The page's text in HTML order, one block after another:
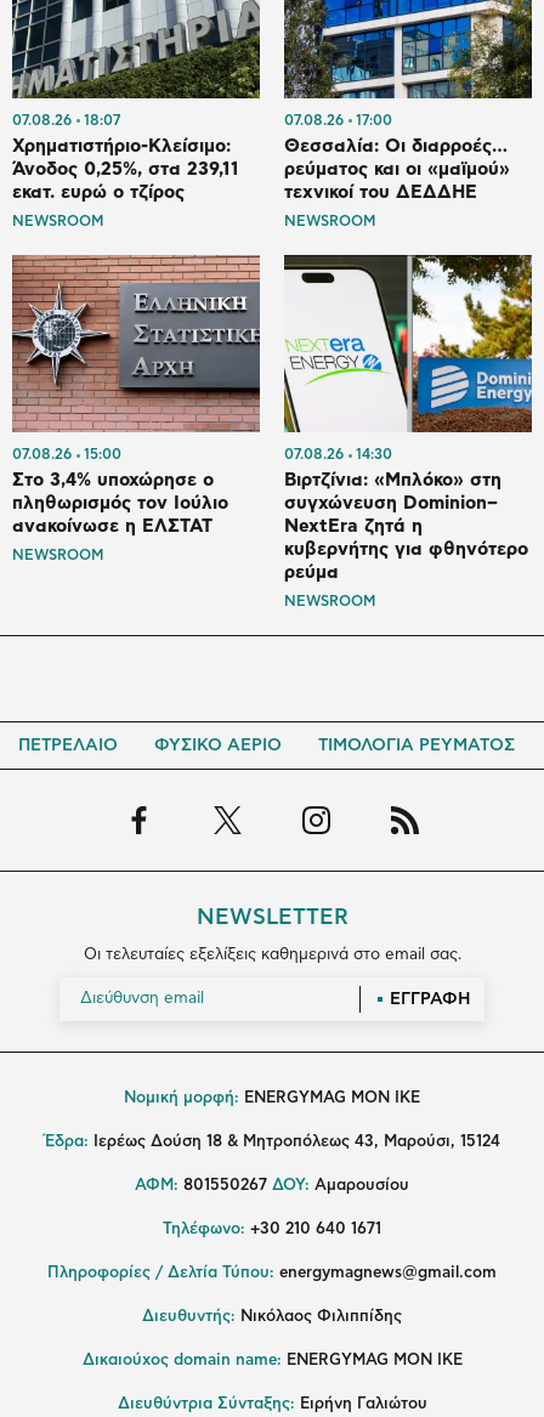
07.08.26 18:07
Χρηματιστήριο-Κλείσιμο:
Άνοδος 0,25%, στα 239,11
εκατ. ευρώ ο τζίρος
NEWSROOM
07.08.26 17:00
Θεσσαλία: Οι διαρροές…
ρεύματος και οι «μαϊμού»
τεχνικοί του ΔΕΔΔΗΕ
NEWSROOM
07.08.26 15:00
Στο 3,4% υποχώρησε ο
πληθωρισμός τον Ιούλιο
ανακοίνωσε η ΕΛΣΤΑΤ
NEWSROOM
07.08.26 14:30
Βιρτζίνια: «Μπλόκο» στη
συγχώνευση Dominion–
NextEra ζητά η
κυβερνήτης για φθηνότερο
ρεύμα
NEWSROOM
ΠΕΤΡΕΛΑΙΟ ΦΥΣΙΚΟ ΑΕΡΙΟ ΤΙΜΟΛΟΓΙΑ ΡΕΥΜΑΤΟΣ
NEWSLETTER
Οι τελευταίες εξελίξεις καθημερινά στο email σας.
ΕΓΓΡΑΦΗ
Νομική μορφή: ENERGYMAG MON IKE
Έδρα: Ιερέως Δούση 18 & Μητροπόλεως 43, Μαρούσι, 15124
ΑΦΜ: 801550267 ΔΟΥ: Αμαρουσίου
Τηλέφωνο: +30 210 640 1671
Πληροφορίες / Δελτία Τύπου: energymagnews@gmail.com
Διευθυντής: Νικόλαος Φιλιππίδης
Δικαιούχος domain name: ENERGYMAG ΜΟΝ ΙΚΕ
Διευθύντρια Σύνταξης: Ειρήνη Γαλιώτου